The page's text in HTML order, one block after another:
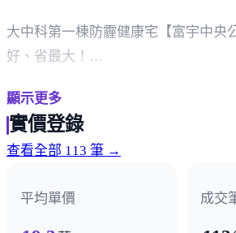
大中科第一棟防霾健康宅【富宇中央
好、省最大！
康公園宅【富宇中央公園】，高科技
上千坪社區私有綠地，讓屋裡屋外都
近機場、台中港、台鐵、特1快速道、
就到位。
以清水為核心的「大中科生活圈」吸
顯示更多
實價登錄
查看全部 113 筆 →
平均單價 成交